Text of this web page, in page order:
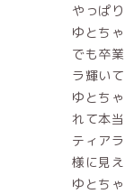
やっぱ
ゆとち
でも卒
ラ輝い
ゆとち
れて本
ティア
様に見え
ゆとち